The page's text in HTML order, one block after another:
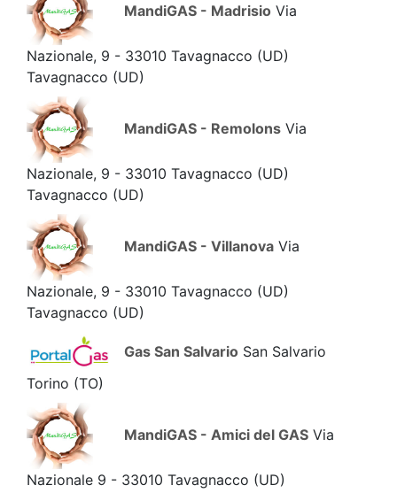
MandiGAS - Madrisio Via
Nazionale, 9 - 33010 Tavagnacco (UD)
Tavagnacco (UD)
MandiGAS - Remolons Via
Nazionale, 9 - 33010 Tavagnacco (UD)
Tavagnacco (UD)
MandiGAS - Villanova Via
Nazionale, 9 - 33010 Tavagnacco (UD)
Tavagnacco (UD)
Gas San Salvario San Salvario
Torino (TO)
MandiGAS - Amici del GAS Via
Nazionale 9 - 33010 Tavagnacco (UD)